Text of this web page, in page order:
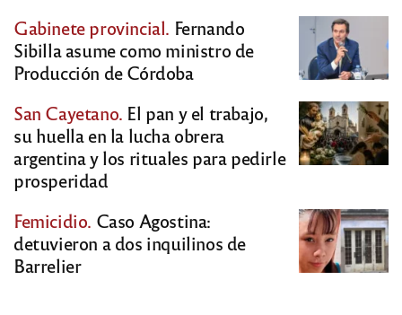
Gabinete provincial. Fernando
Sibilla asume como ministro de
Producción de Córdoba
San Cayetano. El pan y el trabajo,
su huella en la lucha obrera
argentina y los rituales para pedirle
prosperidad
Femicidio. Caso Agostina:
detuvieron a dos inquilinos de
Barrelier